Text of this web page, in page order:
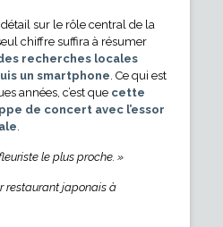
sur le rôle central de la
chiffre suffira à résumer
recherches locales
un smartphone. Ce qui est
années, c’est que cette
de concert avec l’essor
.
le plus proche. »
restaurant japonais à